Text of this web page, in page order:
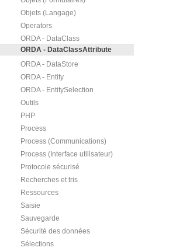
Objets (Langage)
Operators
ORDA - DataClass
ORDA - DataClassAttribute
ORDA - DataStore
ORDA - Entity
ORDA - EntitySelection
Outils
PHP
Process
Process (Communications)
Process (Interface utilisateur)
Protocole sécurisé
Recherches et tris
Ressources
Saisie
Sauvegarde
Sécurité des données
Sélections